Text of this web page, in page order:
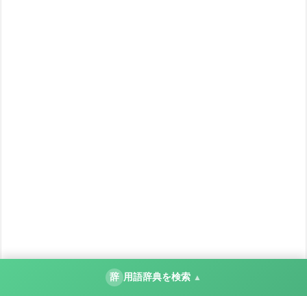
辞 用語辞典を検索 ▲